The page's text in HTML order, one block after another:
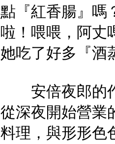
點『紅香腸』嗎
啦！喂喂，阿丈
她吃了好多『
安倍夜郎的作
從深夜開始營業
料理，與形形色